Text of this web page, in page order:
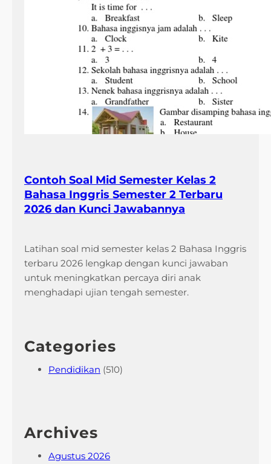
Contoh Soal Mid Semester Kelas 2
Bahasa Inggris Semester 2 Terbaru
2026 dan Kunci Jawabannya
Latihan soal mid semester kelas 2 Bahasa Inggris
terbaru 2026 lengkap dengan kunci jawaban
untuk meningkatkan percaya diri anak
menghadapi ujian tengah semester.
Categories
Pendidikan (510)
Archives
Agustus 2026